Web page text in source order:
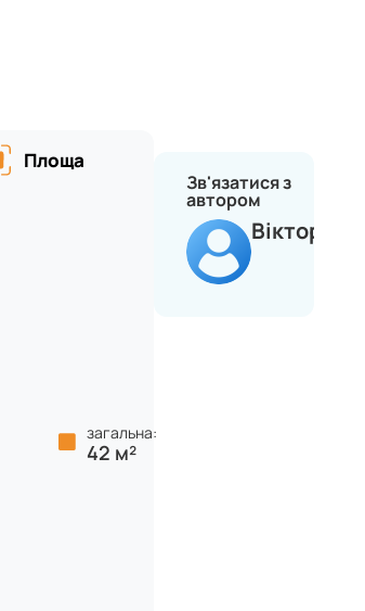
Площа
загальна:
42 м²
Зв'язатися з
автором
Віктор